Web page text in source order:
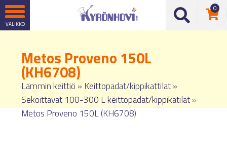
0
Metos Proveno 150L
(KH6708)
Lämmin keittiö » Keittopadat/kippikattilat»
Sekoittavat 100-300 L keittopadat/kippikatilat»
Metos Proveno 150L (KH6708)